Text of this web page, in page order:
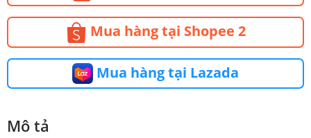
Mua hàng tại Shopee 2
Mua hàng tại Lazada
Mô tả